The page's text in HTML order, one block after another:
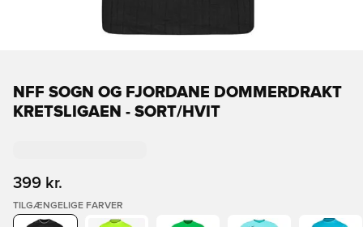
NFF SOGN OG FJORDANE DOMMERDRAKT
KRETSLIGAEN - SORT/HVIT
399 kr.
TILGÆNGELIGE FARVER